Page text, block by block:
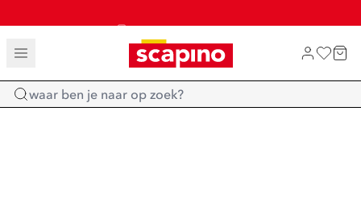
TOT 70% KORTING OP SALE
SHOP NIEUW
Home